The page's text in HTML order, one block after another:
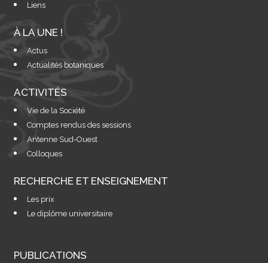
Liens
À LA UNE !
Actus
Actualités botaniques
ACTIVITÉS
Vie de la Société
Comptes rendus des sessions
Antenne Sud-Ouest
Colloques
RECHERCHE ET ENSEIGNEMENT
Les prix
Le diplôme universitaire
PUBLICATIONS